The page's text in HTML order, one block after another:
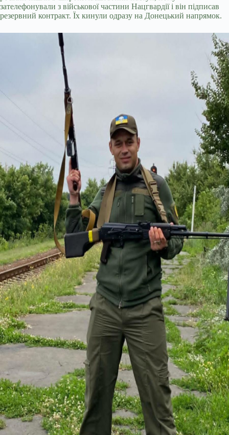
зателефонували з військової частини Нацгвардії і він підписав
резервний контракт. Їх кинули одразу на Донецький напрямок.